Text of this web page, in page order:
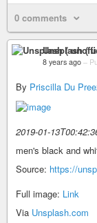
0 comments
Unsplash (
8 years ago –
By Priscilla Du
2019-01-
men's black and
Source: https://
Full image: Link
Via Unsplash.com